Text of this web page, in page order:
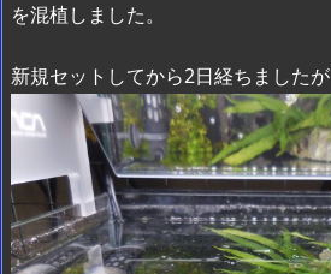
を混植しました。
新規セットしてから2日経ちましたが